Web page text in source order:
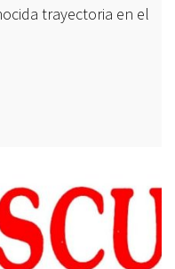
trayectoria en el